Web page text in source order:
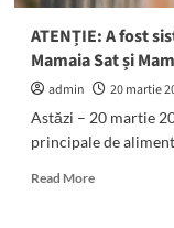
ATENȚIE: A fost
Mamaia Sat și
admin
20 martie
Astăzi – 20 martie
principale de
Read MoreRead